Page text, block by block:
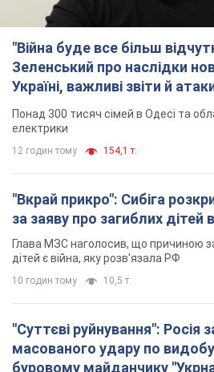
за заяву про загиблих дітей в
дітей є війна, яку розв'язала РФ
10 годин тому 10,5 т.
"Суттєві руйнування": Росія
масованого удару по
буровому майданчику
БПЛА
11 годин тому 8,9 т.